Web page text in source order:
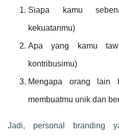
Siapa kamu
kekuatanmu)
Apa yang kamu
kontribusimu)
Mengapa orang lain
membuatmu unik dan
Jadi, personal branding